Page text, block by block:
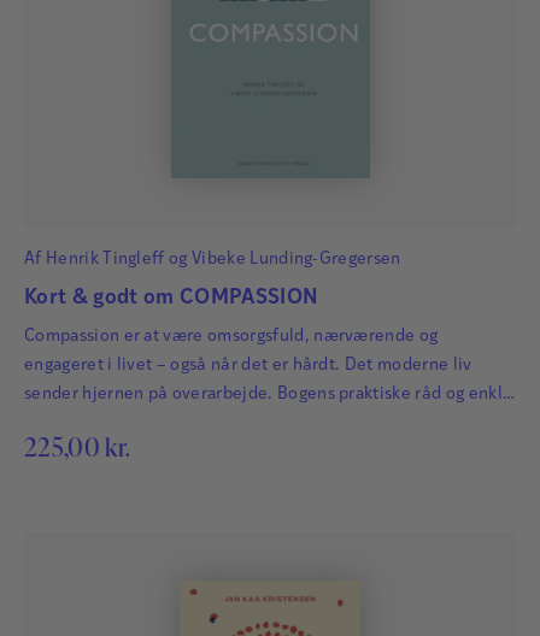
Af Henrik Tingleff og Vibeke Lunding-Gregersen
Kort & godt om COMPASSION
Compassion er at være omsorgsfuld, nærværende og
engageret i livet – også når det er hårdt. Det moderne liv
sender hjernen på overarbejde. Bogens praktiske råd og enkle
dermed større tilfredshed i livet.
225,00 kr.